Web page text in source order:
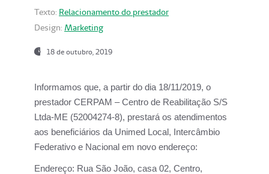
Texto: Relacionamento do prestador
Design: Marketing
18 de outubro, 2019
Informamos que, a partir do dia 18/11/2019, o
prestador CERPAM – Centro de Reabilitação S/S
Ltda-ME (52004274-8), prestará os atendimentos
aos beneficiários da Unimed Local, Intercâmbio
Federativo e Nacional em novo endereço:
Endereço: Rua São João, casa 02, Centro,